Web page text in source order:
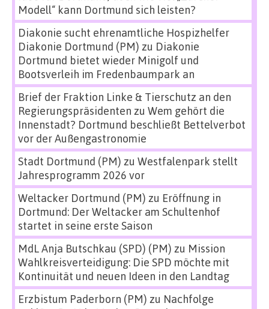
Modell“ kann Dortmund sich leisten?
Diakonie sucht ehrenamtliche Hospizhelfer
Diakonie Dortmund (PM) zu Diakonie
Dortmund bietet wieder Minigolf und
Bootsverleih im Fredenbaumpark an
Brief der Fraktion Linke & Tierschutz an den
Regierungspräsidenten zu Wem gehört die
Innenstadt? Dortmund beschließt Bettelverbot
vor der Außengastronomie
Stadt Dortmund (PM) zu Westfalenpark stellt
Jahresprogramm 2026 vor
Weltacker Dortmund (PM) zu Eröffnung in
Dortmund: Der Weltacker am Schultenhof
startet in seine erste Saison
MdL Anja Butschkau (SPD) (PM) zu Mission
Wahlkreisverteidigung: Die SPD möchte mit
Kontinuität und neuen Ideen in den Landtag
Erzbistum Paderborn (PM) zu Nachfolge